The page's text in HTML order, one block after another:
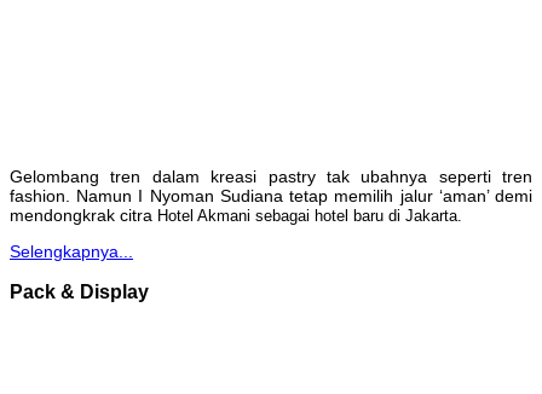
Gelombang tren dalam kreasi pastry tak ubahnya seperti tren
fashion. Namun I Nyoman Sudiana tetap memilih jalur ‘aman’ demi
mendongkrak citra Hotel Akmani sebagai hotel baru di Jakarta.
Selengkapnya...
Pack & Display